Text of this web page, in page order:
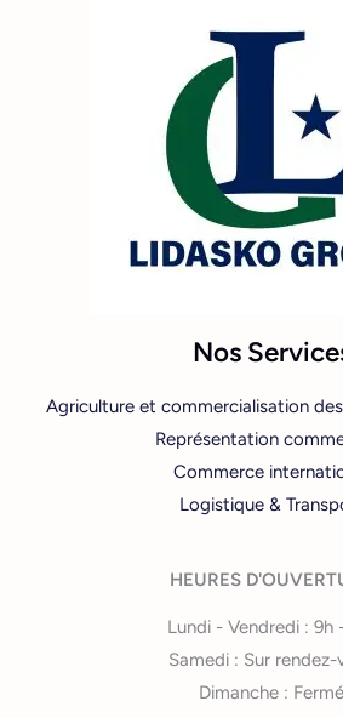
Nos
Agriculture et commercialisation
Représentation
Commerce
Logistique &
HEURES
Lundi - Vendredi : 9h
Samedi : Sur rendez-
Dimanche : Fermé